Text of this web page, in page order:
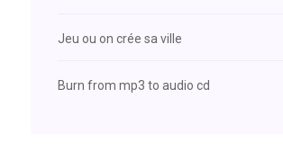
Jeu ou on crée sa ville
Burn from mp3 to audio cd